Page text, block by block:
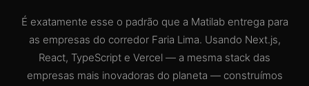
É exatamente esse o padrão que a Matilab entrega para
as empresas do corredor Faria Lima. Usando Next.js,
React, TypeScript e Vercel — a mesma stack das
empresas mais inovadoras do planeta — construímos